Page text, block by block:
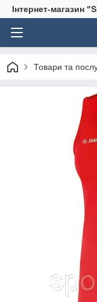
Інтернет-магазин
Товари та